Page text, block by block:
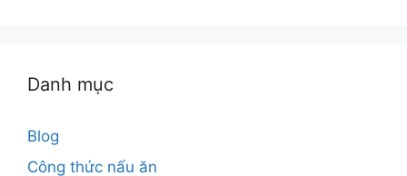
Danh mục
Blog
Công thức nấu ăn